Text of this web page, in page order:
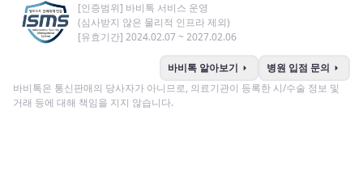
[인증범위] 바비톡 서비스 운영
(심사받지 않은 물리적 인프라 제외)
[유효기간] 2024.02.07 ~ 2027.02.06
바비톡 알아보기 arrow_right 병원 입점 문의 arrow_right
바비톡은 통신판매의 당사자가 아니므로, 의료기관이 등록한 시/수술 정보 및
거래 등에 대해 책임을 지지 않습니다.